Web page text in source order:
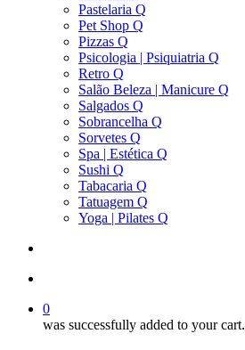
Pastelaria Q
Pet Shop Q
Pizzas Q
Psicologia | Psiquiatria Q
Retro Q
Salão Beleza | Manicure Q
Salgados Q
Sobrancelha Q
Sorvetes Q
Spa | Estética Q
Sushi Q
Tabacaria Q
Tatuagem Q
Yoga | Pilates Q
0
was successfully added to your cart.